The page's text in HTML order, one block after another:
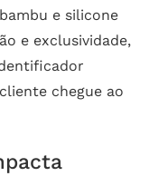
e silicone
e exclusividade,
chegue ao